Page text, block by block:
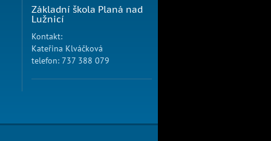
Základní škola Planá nad
Lužnicí
Kontakt:
Kateřina Klváčková
telefon: 737 388 079